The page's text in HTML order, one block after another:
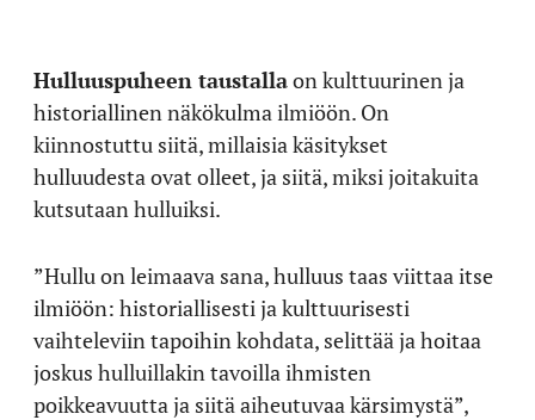
Hulluuspuheen taustallaon kulttuurinen ja
historiallinen näkökulma ilmiöön. On
kiinnostuttu siitä, millaisia käsitykset
hulluudesta ovat olleet, ja siitä, miksi joitakuita
kutsutaan hulluiksi.
”Hullu on leimaava sana, hulluus taas viittaa itse
ilmiöön: historiallisesti ja kulttuurisesti
vaihteleviin tapoihin kohdata, selittää ja hoitaa
joskus hulluillakin tavoilla ihmisten
poikkeavuutta ja siitä aiheutuvaa kärsimystä”,